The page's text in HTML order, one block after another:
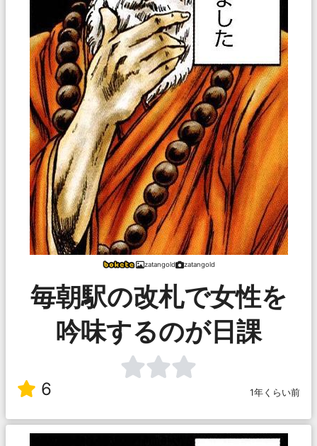
zatangold zatangold
毎朝駅の改札で女性を
吟味するのが日課
6 1年くらい前